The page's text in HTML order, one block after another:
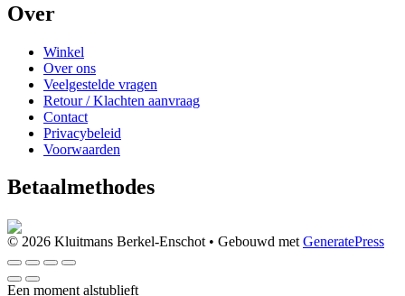
Over
Winkel
Over ons
Veelgestelde vragen
Retour / Klachten aanvraag
Contact
Privacybeleid
Voorwaarden
Betaalmethodes
© 2026 Kluitmans Berkel-Enschot • Gebouwd met GeneratePress
Een moment alstublieft